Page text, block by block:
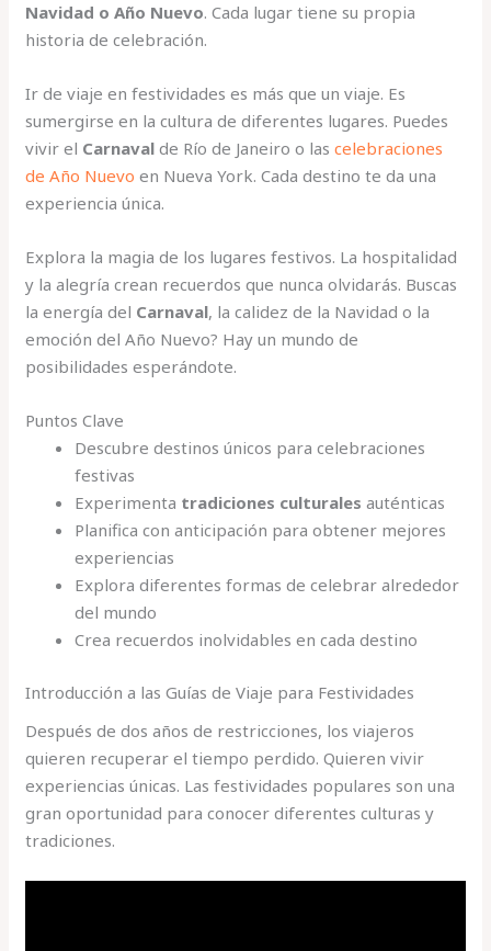
Navidad o Año Nuevo. Cada lugar tiene su propia
historia de celebración.
Ir de viaje en festividades es más que un viaje. Es
sumergirse en la cultura de diferentes lugares. Puedes
vivir el Carnaval de Río de Janeiro o lascelebraciones
de Año Nuevo en Nueva York. Cada destino te da una
experiencia única.
Explora la magia de los lugares festivos. La hospitalidad
y la alegría crean recuerdos que nunca olvidarás. Buscas
la energía del Carnaval, la calidez de la Navidad o la
emoción del Año Nuevo? Hay un mundo de
posibilidades esperándote.
Puntos Clave
Descubre destinos únicos para celebraciones
festivas
Experimenta tradiciones culturales auténticas
Planifica con anticipación para obtener mejores
experiencias
Explora diferentes formas de celebrar alrededor
del mundo
Crea recuerdos inolvidables en cada destino
Introducción a las Guías de Viaje para Festividades
Después de dos años de restricciones, los viajeros
quieren recuperar el tiempo perdido. Quieren vivir
experiencias únicas. Las festividades populares son una
gran oportunidad para conocer diferentes culturas y
tradiciones.